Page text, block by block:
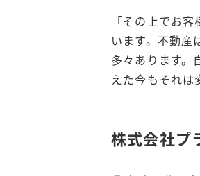
「その上でお
います。不動産
多々あります。
えた今もそれは
株式会社プ